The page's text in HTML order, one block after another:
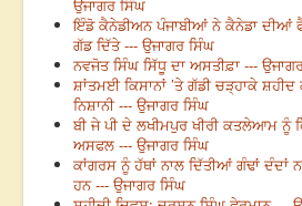
ਉਜਾਗਰ ਸਿੰਘ
ਇੰਡੋ ਕੈਨੇਡੀਅਨ ਪੰਜਾਬੀਆਂ ਨੇ ਕੈਨੇਡਾ ਦੀਆਂ
ਗੱਡ ਦਿੱਤੇ --- ਉਜਾਗਰ ਸਿੰਘ
ਨਵਜੋਤ ਸਿੰਘ ਸਿੱਧੂ ਦਾ ਅਸਤੀਫ਼ਾ ---
ਸ਼ਾਂਤਮਈ ਕਿਸਾਨਾਂ ’ਤੇ ਗੱਡੀ ਚੜ੍ਹਾਕੇ ਸ਼ਹੀਦ
ਨਿਸ਼ਾਨੀ --- ਉਜਾਗਰ ਸਿੰਘ
ਬੀ ਜੇ ਪੀ ਦੇ ਲਖੀਮਪੁਰ ਖੀਰੀ ਕਤਲੇਆਮ ਨੂੰ
ਅਸਫਲ --- ਉਜਾਗਰ ਸਿੰਘ
ਕਾਂਗਰਸ ਨੂੰ ਹੱਥਾਂ ਨਾਲ ਦਿੱਤੀਆਂ ਗੰਢਾਂ
ਹਨ --- ਉਜਾਗਰ ਸਿੰਘ